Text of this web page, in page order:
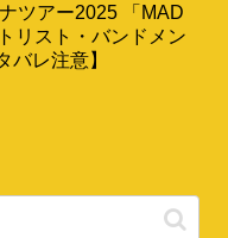
ツアー2025 「MAD
リスト・バンドメン
バレ注意】